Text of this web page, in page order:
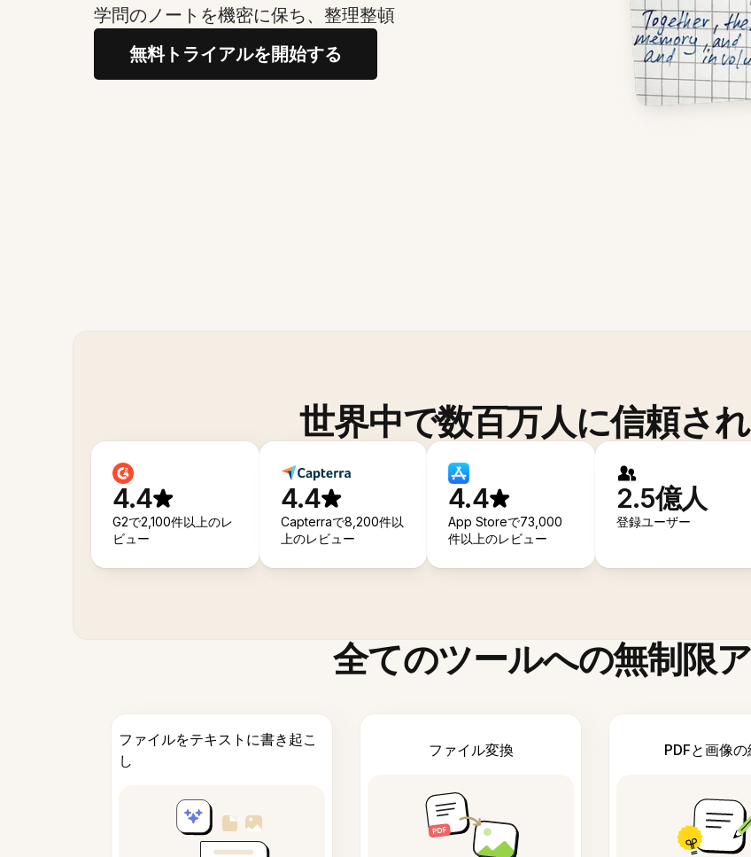
学問のノートを機密に保ち、整理整頓
無料トライアルを開始する
世界中で数百万人に信頼さ
4.4
G2で2,100件以上のレ
ビュー
4.4
Capterraで8,200件以
上のレビュー
4.4
App Storeで73,000
件以上のレビュー
2.5億人
登録ユーザー
全てのツールへの無制限
ファイルをテキストに書き起こ
し
ファイル変換 PDFと画像